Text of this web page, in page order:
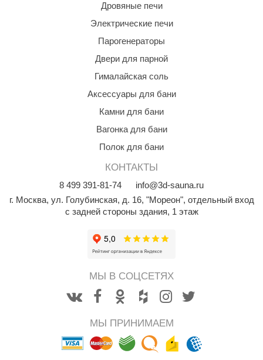
Дровяные печи
Электрические печи
Парогенераторы
Двери для парной
Гималайская соль
Аксессуары для бани
Камни для бани
Вагонка для бани
Полок для бани
КОНТАКТЫ
8 499 391-81-74
info@3d-sauna.ru
г. Москва, ул. Голубинская, д. 16, "Мореон", отдельный вход
с задней стороны здания, 1 этаж
МЫ В СОЦСЕТЯХ
МЫ ПРИНИМАЕМ